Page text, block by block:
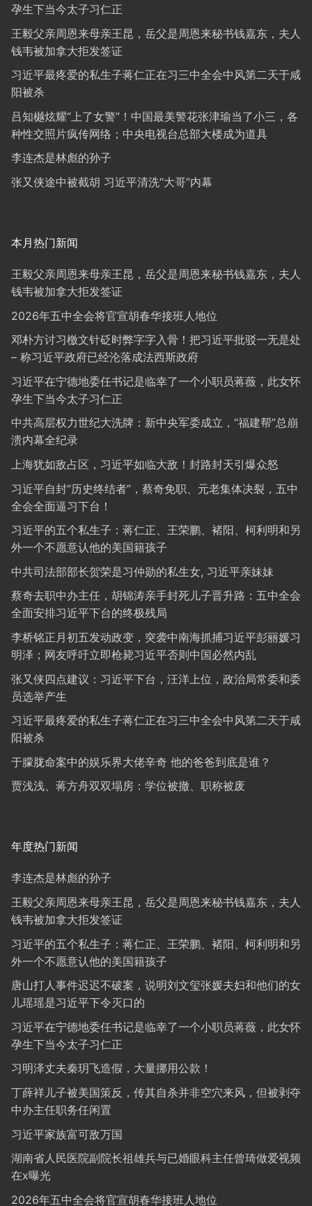
孕生下当今太子习仁正
王毅父亲周恩来母亲王昆，岳父是周恩来秘书钱嘉东，夫人
钱韦被加拿大拒发签证
习近平最疼爱的私生子蒋仁正在习三中全会中风第二天于咸
阳被杀
吕知樾炫耀“上了女警”！中国最美警花张津瑜当了小三，各
种性交照片疯传网络；中央电视台总部大楼成为道具
李连杰是林彪的孙子
张又侠途中被截胡 习近平清洗“大哥”内幕
本月热门新闻
王毅父亲周恩来母亲王昆，岳父是周恩来秘书钱嘉东，夫人
钱韦被加拿大拒发签证
2026年五中全会将官宣胡春华接班人地位
邓朴方讨习檄文针砭时弊字字入骨！把习近平批驳一无是处
– 称习近平政府已经沦落成法西斯政府
习近平在宁德地委任书记是临幸了一个小职员蒋薇，此女怀
孕生下当今太子习仁正
中共高层权力世纪大洗牌：新中央军委成立，“福建帮”总崩
溃内幕全纪录
上海犹如敌占区，习近平如临大敌！封路封天引爆众怒
习近平自封“历史终结者”，蔡奇免职、元老集体决裂，五中
全会全面逼习下台！
习近平的五个私生子：蒋仁正、王荣鹏、褚阳、柯利明和另
外一个不愿意认他的美国籍孩子
中共司法部部长贺荣是习仲勋的私生女, 习近平亲妹妹
蔡奇去职中办主任，胡锦涛亲手封死儿子晋升路：五中全会
全面安排习近平下台的终极残局
李桥铭正月初五发动政变，突袭中南海抓捕习近平彭丽媛习
明泽；网友呼吁立即枪毙习近平否则中国必然内乱
张又侠四点建议：习近平下台，汪洋上位，政治局常委和委
员选举产生
习近平最疼爱的私生子蒋仁正在习三中全会中风第二天于咸
阳被杀
于朦胧命案中的娱乐界大佬辛奇 他的爸爸到底是谁？
贾浅浅、蒋方舟双双塌房：学位被撤、职称被废
年度热门新闻
李连杰是林彪的孙子
王毅父亲周恩来母亲王昆，岳父是周恩来秘书钱嘉东，夫人
钱韦被加拿大拒发签证
习近平的五个私生子：蒋仁正、王荣鹏、褚阳、柯利明和另
外一个不愿意认他的美国籍孩子
唐山打人事件迟迟不破案，说明刘文玺张媛夫妇和他们的女
儿瑶瑶是习近平下令灭口的
习近平在宁德地委任书记是临幸了一个小职员蒋薇，此女怀
孕生下当今太子习仁正
习明泽丈夫秦玥飞造假，大量挪用公款！
丁薛祥儿子被美国策反，传其自杀并非空穴来风，但被剥夺
中办主任职务任闲置
习近平家族富可敌万国
湖南省人民医院副院长祖雄兵与已婚眼科主任曾琦做爱视频
在x曝光
2026年五中全会将官宣胡春华接班人地位